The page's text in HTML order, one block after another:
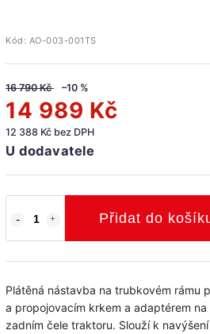
Kód: AO-003-001TS
16 790 Kč –10 %
14 989 Kč
12 388 Kč bez DPH
U dodavatele
Přidat do
Plátěná nástavba na trubkovém rámu
a propojovacím krkem a adaptérem
zadním čele traktoru. Slouží k